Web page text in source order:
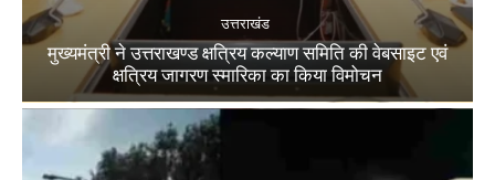
उत्तराखंड
मुख्यमंत्री ने उत्तराखण्ड क्षत्रिय कल्याण समिति की वेबसाइट एवं
क्षत्रिय जागरण स्मारिका का किया विमोचन